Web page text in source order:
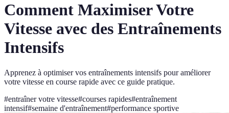
Comment Maximiser Votre
Vitesse avec des Entraînements
Intensifs
Apprenez à optimiser vos entraînements intensifs pour améliorer
votre vitesse en course rapide avec ce guide pratique.
#entraîner votre vitesse#courses rapides#entraînement
intensif#semaine d'entraînement#performance sportive